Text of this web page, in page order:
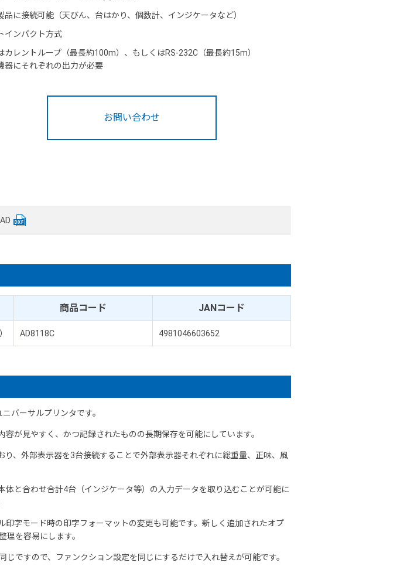
品に接続可能（天びん、台はかり、個数計、インジケータなど）
インパクト方式
カレントループ（最長約100m）、もしくはRS-232C（最長約15m）
器にそれぞれの出力が必要
お問い合わせ
商品コード JANコード
AD8118C 4981046603652
バーサルプリンタです。
が見やすく、かつ記録されたものの長期保存を可能にしています。
、外部表示器を3台接続することで外部表示器それぞれに総重量、正味、風
と合わせ合計4台（インジケータ等）の入力データを取り込むことが可能に
字モード時の印字フォーマットの変更も可能です。新しく追加されたオプ
を容易にします。
ですので、ファンクション設定を同じにするだけで入れ替えが可能です。